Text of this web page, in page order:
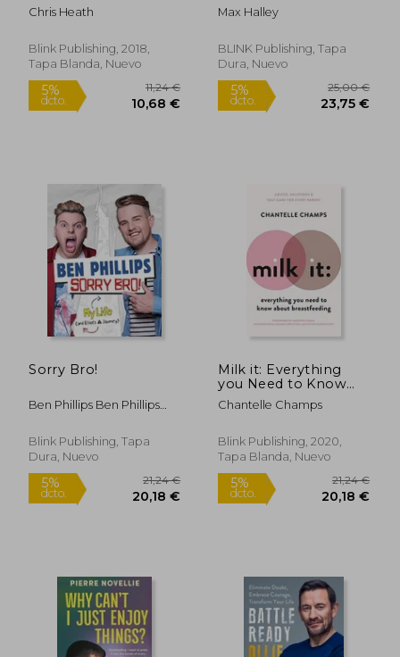
Chris Heath
Blink Publishing, 2018,
Tapa Blanda, Nuevo
dcto. 10,68 €
Max Halley
BLINK Publishing, Tapa
Dura, Nuevo
5%
dcto.
Sorry Bro!
Ben Phillips Ben Phillips
Blink Publishing, Tapa
Dura, Nuevo
dcto. 20,18 €
Milk it: Everything
you Need to Know
About Breastfeeding:
Advice, Solutions &
Parent (en Inglés)
Chantelle Champs
Blink Publishing, 2020,
Tapa Blanda, Nuevo
5%
dcto.